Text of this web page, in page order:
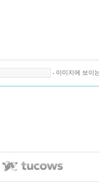
- 이미지에 보이